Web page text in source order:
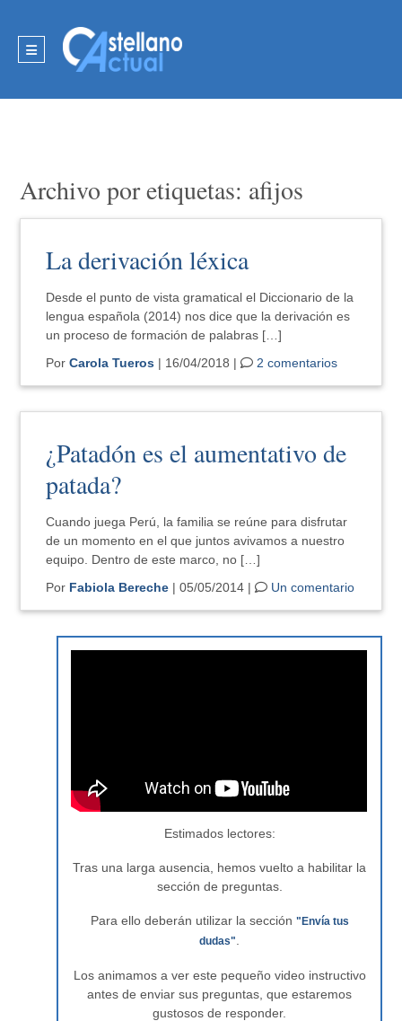
Archivo por etiquetas: afijos
La derivación léxica
Desde el punto de vista gramatical el Diccionario de la
lengua española (2014) nos dice que la derivación es
un proceso de formación de palabras […]
PorCarola Tueros | 16/04/2018 | 2 comentarios
¿Patadón es el aumentativo de
patada?
Cuando juega Perú, la familia se reúne para disfrutar
de un momento en el que juntos avivamos a nuestro
equipo. Dentro de este marco, no […]
Por Fabiola Bereche | 05/05/2014 | Un comentario
Estimados lectores:
Tras una larga ausencia, hemos vuelto a habilitar la
sección de preguntas.
Para ello deberán utilizar la sección "Envía tus
dudas"
Los animamos a ver este pequeño video instructivo
antes de enviar sus preguntas, que estaremos
gustosos de responder.